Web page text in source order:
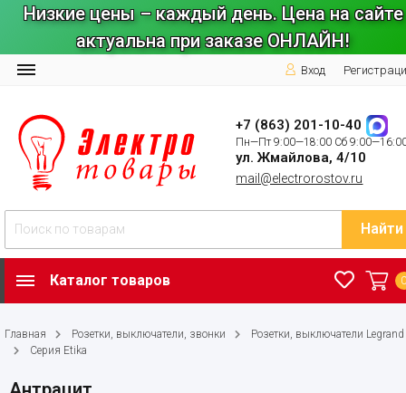
Низкие цены – каждый день. Цена на сайте
актуальна при заказе ОНЛАЙН!
Вход
+7 (863) 201-10-40
Пн—Пт 9:00—18:00 Сб
ул. Жмайлова, 4/10
mail@electrorostov.ru
Найти
Каталог товаров
Главная Розетки, выключатели, звонки
Розетки, выключатели Legrand
Серия Etika